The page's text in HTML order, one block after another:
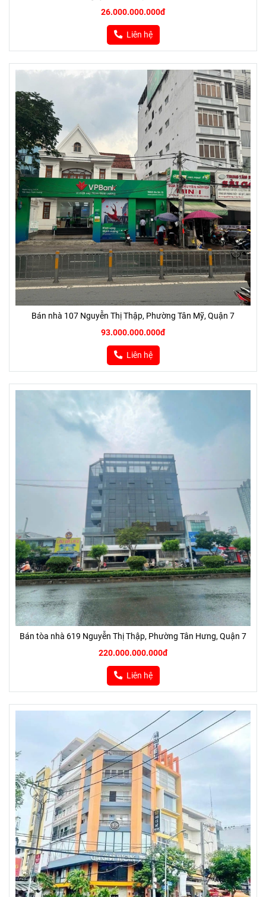
26.000.000.000đ
Liên hệ
Bán nhà 107 Nguyễn Thị Thập, Phường Tân Mỹ, Quận 7
93.000.000.000đ
Liên hệ
Bán tòa nhà 619 Nguyễn Thị Thập, Phường Tân Hưng, Quận 7
220.000.000.000đ
Liên hệ